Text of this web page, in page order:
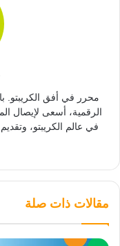
محرر في أفق الكريبتو.
الرقمية، أسعى لإيصال
في عالم الكريبتو،
مقالات ذات صلة